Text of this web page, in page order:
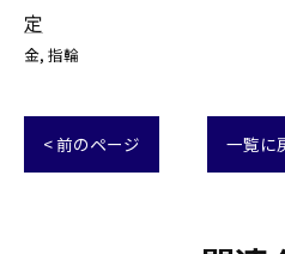
定
金 指輪
< 前のページ 一覧に